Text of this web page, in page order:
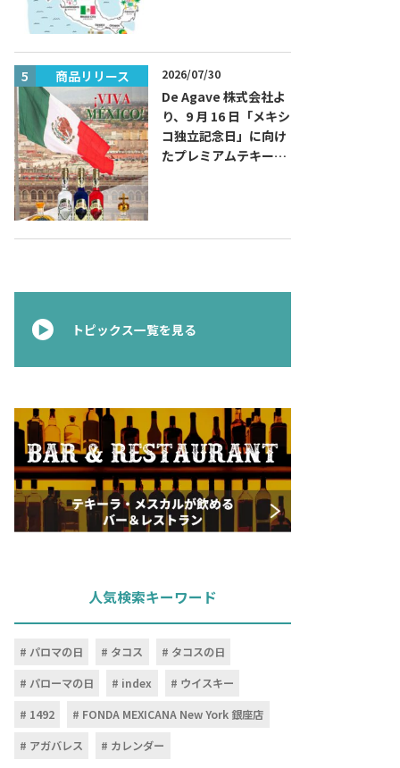
商品リリース 2026/07/30
De Agave 株式会社よ
り、9 月 16 日「メキシ
コ独立記念日」に向け
たプレミアムテキーラ
トピックス一覧を見る
人気検索キーワード
パロマの日 タコス
タコスの日
パローマの日
index
ウイスキー
1492
FONDA MEXICANA New York 銀座店
アガバレス
カレンダー